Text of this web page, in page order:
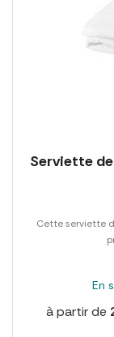
Serviette
Cette serviette
En
à partir de